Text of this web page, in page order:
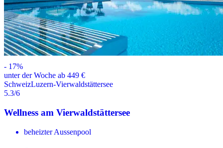
- 17%
unter der Woche ab 449 €
SchweizLuzern-Vierwaldstättersee
5.3/6
Wellness am Vierwaldstättersee
beheizter Aussenpool